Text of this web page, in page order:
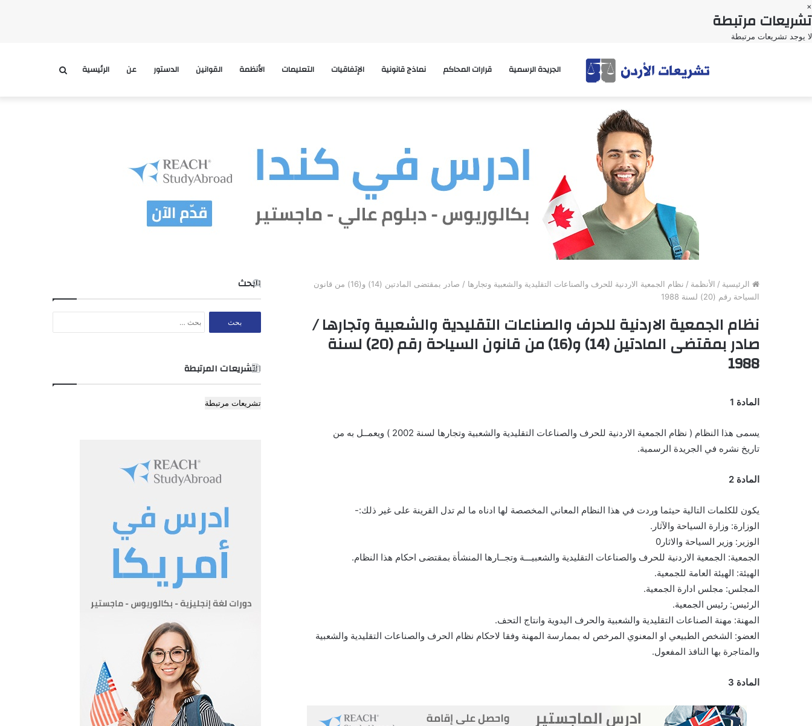
×
تشريعات مرتبطة
لا يوجد تشريعات مرتبطة
الرئيسية عن الدستور القوانين الأنظمة التعليمات الإتفاقيات نماذج قانونية قرارات المحاكم الجريدة الرسمية بحث
الرئيسية / الأنظمة /
نظام الجمعية الاردنية للحرف والصناعات التقليدية والشعبية وتجارها / صادر بمقتضى المادتين (14) و(16) من قانون
السياحة رقم (20) لسنة 1988
نظام الجمعية الاردنية للحرف والصناعات التقليدية والشعبية وتجارها /
صادر بمقتضى المادتين (14) و(16) من قانون السياحة رقم (20) لسنة
1988
المادة 1
يسمى هذا النظام ( نظام الجمعية الاردنية للحرف والصناعات التقليدية والشعبية وتجارها لسنة 2002 ) ويعمــل به من
تاريخ نشره في الجريدة الرسمية.
المادة 2
يكون للكلمات التالية حيثما وردت في هذا النظام المعاني المخصصة لها ادناه ما لم تدل القرينة على غير ذلك:-
الوزارة: وزارة السياحة والآثار.
الوزير: وزير السياحة والاثار0
الجمعية: الجمعية الاردنية للحرف والصناعات التقليدية والشعبيـــة وتجــارها المنشأة بمقتضى احكام هذا النظام.
الهيئة: الهيئة العامة للجمعية.
المجلس: مجلس ادارة الجمعية.
الرئيس: رئيس الجمعية.
المهنة: مهنة الصناعات التقليدية والشعبية والحرف اليدوية وانتاج التحف.
العضو: الشخص الطبيعي او المعنوي المرخص له بممارسة المهنة وفقا لاحكام نظام الحرف والصناعات التقليدية والشعبية
والمتاجرة بها النافذ المفعول.
المادة 3
البحث
التشريعات المرتبطة
تشريعات مرتبطة